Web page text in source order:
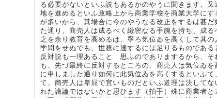
る必要がないといふ説もあるかのやうに聞きます、
地を進めるといふ政略上から商業学校を商業大学に
が多いから、其場合に今のやうなる改正をするは甚
た通り、商売人は成るべく緻密なる手腕を持ち、成
之を余り教育を高めるは、寧ろ気位ゐを高くして其
学問をせぬでも、世務に達するには足りるものであ
反対説も一理あることゝ思ふのでありまするから、
も、先づ最終に反対するところの、商売人は気位ゐ
に申しました通り如何に此気位ゐを高くするといふ
て、商売人は卑屈で宜いものだといふ道理は決して
れた議論ではないかと思ひます（拍手）殊に商業者